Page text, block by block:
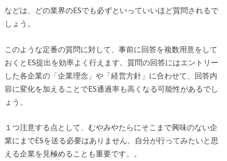
などは、どの業界のESでも必ずといっていいほど質問されるで
しょう。
このような定番の質問に対して、事前に回答を複数用意をして
おくとES提出を効率よく行えます。質問の回答にはエントリー
した各企業の「企業理念」や「経営方針」に合わせて、回答内
容に変化を加えることでES通過率も高くなる可能性があるでし
ょう。
１つ注意する点として、むやみやたらにそこまで興味のない企
業にまでESを送る必要はありません。自分が行ってみたいと思
える企業を見極めることも重要です。。